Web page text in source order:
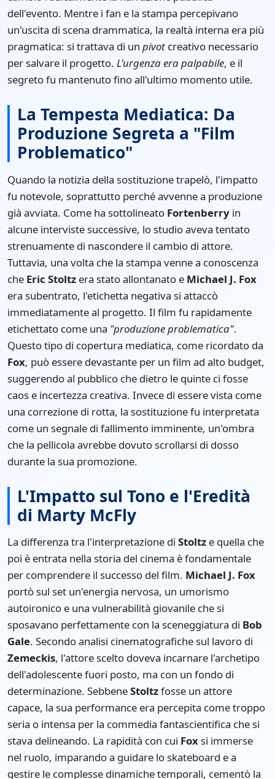
dell'evento. Mentre i fan e la stampa percepivano
un'uscita di scena drammatica, la realtà interna era più
pragmatica: si trattava di un pivot creativo necessario
per salvare il progetto. L'urgenza era palpabile, e il
segreto fu mantenuto fino all'ultimo momento utile.
La Tempesta Mediatica: Da
Produzione Segreta a "Film
Problematico"
Quando la notizia della sostituzione trapelò, l'impatto
fu notevole, soprattutto perché avvenne a produzione
già avviata. Come ha sottolineato Fortenberry in
alcune interviste successive, lo studio aveva tentato
strenuamente di nascondere il cambio di attore.
Tuttavia, una volta che la stampa venne a conoscenza
che Eric Stoltz era stato allontanato e Michael J. Fox
era subentrato, l'etichetta negativa si attaccò
immediatamente al progetto. Il film fu rapidamente
etichettato come una "produzione problematica".
Questo tipo di copertura mediatica, come ricordato da
Fox, può essere devastante per un film ad alto budget,
suggerendo al pubblico che dietro le quinte ci fosse
caos e incertezza creativa. Invece di essere vista come
una correzione di rotta, la sostituzione fu interpretata
come un segnale di fallimento imminente, un'ombra
che la pellicola avrebbe dovuto scrollarsi di dosso
durante la sua promozione.
L'Impatto sul Tono e l'Eredità
di Marty McFly
La differenza tra l'interpretazione di Stoltz e quella che
poi è entrata nella storia del cinema è fondamentale
per comprendere il successo del film. Michael J. Fox
portò sul set un'energia nervosa, un umorismo
autoironico e una vulnerabilità giovanile che si
sposavano perfettamente con la sceneggiatura di Bob
Gale. Secondo analisi cinematografiche sul lavoro di
Zemeckis, l'attore scelto doveva incarnare l'archetipo
dell'adolescente fuori posto, ma con un fondo di
determinazione. SebbeneStoltzfosse un attore
capace, la sua performance era percepita come troppo
seria o intensa per la commedia fantascientifica che si
stava delineando. La rapidità con cui Foxsi immerse
nel ruolo, imparando a guidare lo skateboard e a
gestire le complesse dinamiche temporali, cementò la